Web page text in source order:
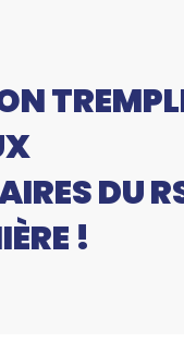
DU
!